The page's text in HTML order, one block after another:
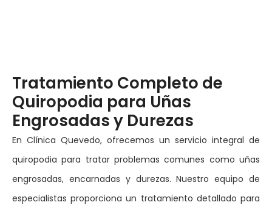
Tratamiento Completo de
Quiropodia para Uñas
Engrosadas y Durezas
En Clínica Quevedo, ofrecemos un servicio integral de
quiropodia para tratar problemas comunes como uñas
engrosadas, encarnadas y durezas. Nuestro equipo de
especialistas proporciona un tratamiento detallado para